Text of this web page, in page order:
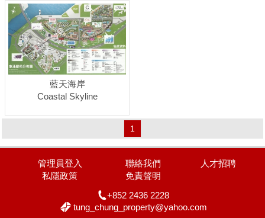
藍天海岸
Coastal Skyline
1
管理員登入 聯絡我們
人才招聘
私隱政策
免責聲明
+852 2436 2228
tung_chung_property@yahoo.com